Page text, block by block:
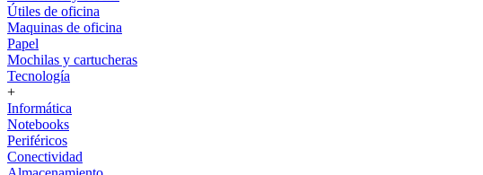
Útiles de oficina
Maquinas de oficina
Papel
Mochilas y cartucheras
Tecnología
+
Informática
Notebooks
Periféricos
Conectividad